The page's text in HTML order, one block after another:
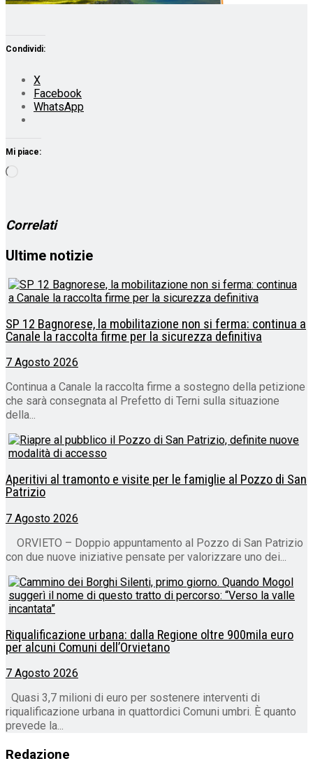
Condividi:
X
Facebook
WhatsApp
Mi piace:
Correlati
Ultime notizie
SP 12 Bagnorese, la mobilitazione non si ferma: continua a
Canale la raccolta firme per la sicurezza definitiva
7 Agosto 2026
Continua a Canale la raccolta firme a sostegno della petizione
che sarà consegnata al Prefetto di Terni sulla situazione
della...
Aperitivi al tramonto e visite per le famiglie al Pozzo di San
Patrizio
7 Agosto 2026
ORVIETO – Doppio appuntamento al Pozzo di San Patrizio
con due nuove iniziative pensate per valorizzare uno dei...
Riqualificazione urbana: dalla Regione oltre 900mila euro
per alcuni Comuni dell’Orvietano
7 Agosto 2026
Quasi 3,7 milioni di euro per sostenere interventi di
riqualificazione urbana in quattordici Comuni umbri. È quanto
prevede la...
Redazione